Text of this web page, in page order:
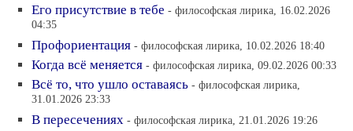
Его присутствие в тебе - философская лирика, 16.02.2026
04:35
Профориентация - философская лирика, 10.02.2026 18:40
Когда всё меняется - философская лирика, 09.02.2026 00:33
Всё то, что ушло оставаясь - философская лирика,
31.01.2026 23:33
В пересечениях - философская лирика, 21.01.2026 19:26